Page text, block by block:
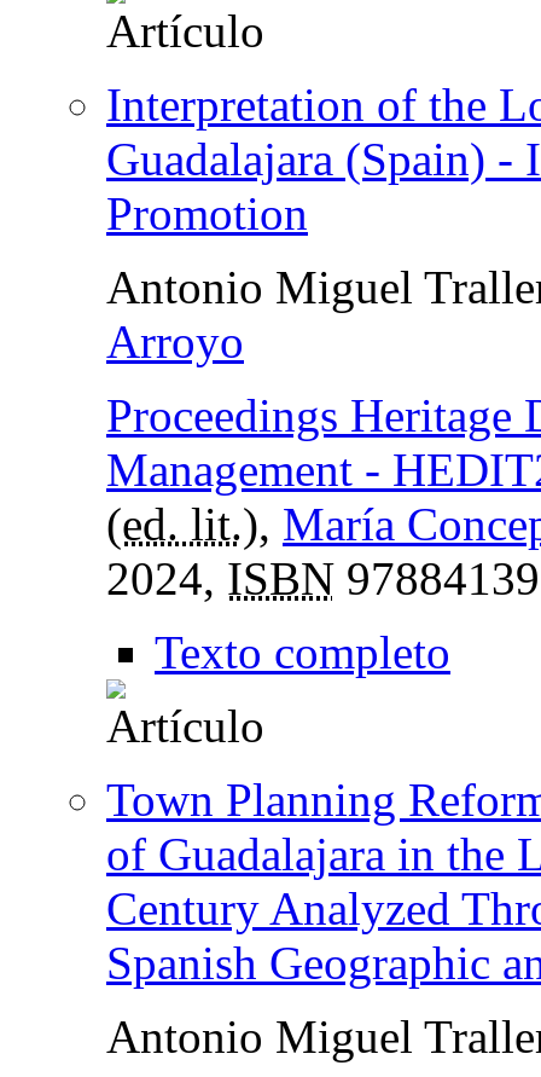
Interpretation of the
Guadalajara (Spain) -
Promotion
Antonio Miguel
Arroyo
Proceedings Heritage
Management -
(ed. lit.), María
2024, ISBN
Texto completo
Town Planning
of Guadalajara in the
Century Analyzed
Spanish Geographic
Antonio Miguel